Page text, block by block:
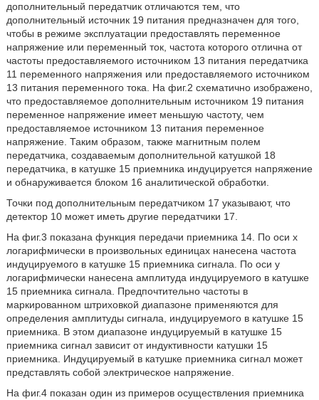
дополнительный передатчик отличаются тем, что
дополнительный источник 19 питания предназначен для того,
чтобы в режиме эксплуатации предоставлять переменное
напряжение или переменный ток, частота которого отлична от
частоты предоставляемого источником 13 питания передатчика
11 переменного напряжения или предоставляемого источником
13 питания переменного тока. На фиг.2 схематично изображено,
что предоставляемое дополнительным источником 19 питания
переменное напряжение имеет меньшую частоту, чем
предоставляемое источником 13 питания переменное
напряжение. Таким образом, также магнитным полем
передатчика, создаваемым дополнительной катушкой 18
передатчика, в катушке 15 приемника индуцируется напряжение
и обнаруживается блоком 16 аналитической обработки.
Точки под дополнительным передатчиком 17 указывают, что
детектор 10 может иметь другие передатчики 17.
На фиг.3 показана функция передачи приемника 14. По оси x
логарифмически в произвольных единицах нанесена частота
индуцируемого в катушке 15 приемника сигнала. По оси y
логарифмически нанесена амплитуда индуцируемого в катушке
15 приемника сигнала. Предпочтительно частоты в
маркированном штриховкой диапазоне применяются для
определения амплитуды сигнала, индуцируемого в катушке 15
приемника. В этом диапазоне индуцируемый в катушке 15
приемника сигнал зависит от индуктивности катушки 15
приемника. Индуцируемый в катушке приемника сигнал может
представлять собой электрическое напряжение.
На фиг.4 показан один из примеров осуществления приемника